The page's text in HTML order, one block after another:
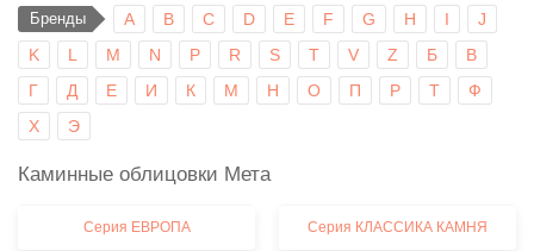
Бренды A B C D E F G H I
J
K
L M N P R S T V Z Б
В
Г
Д Е И К М Н О П Р Т
Ф
Х
Э
Каминные облицовки Мета
Серия ЕВРОПА Серия КЛАССИКА КАМНЯ